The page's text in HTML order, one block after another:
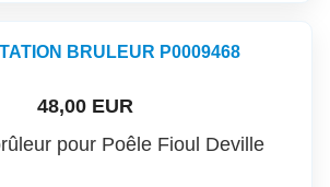
BRULEUR P0009468
48,00 EUR
pour Poêle Fioul Deville